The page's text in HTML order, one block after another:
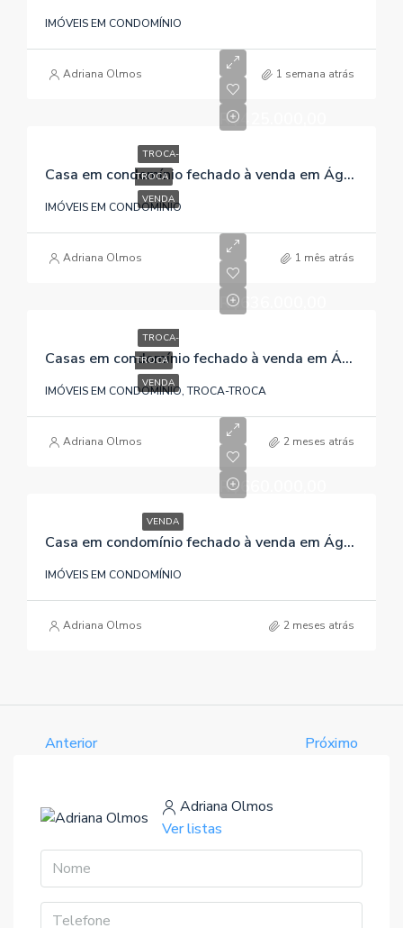
IMÓVEIS EM CONDOMÍNIO
Adriana Olmos 1 semana atrás
TROCA-
TROCA
VENDA
R$425.000,00
Casa em condomínio fechado à venda em Águas Claras / Viamão / RS, referência 307
IMÓVEIS EM CONDOMÍNIO
Adriana Olmos 1 mês atrás
TROCA-
TROCA
VENDA
R$636.000,00
Casas em condomínio fechado à venda em Águas Claras/Viamão/RS , referência 598
IMÓVEIS EM CONDOMÍNIO, TROCA-TROCA
Adriana Olmos 2 meses atrás
VENDA
R$660.000,00
Casa em condomínio fechado à venda em Águas Claras/Viamão/RS , referência 1007
IMÓVEIS EM CONDOMÍNIO
Adriana Olmos 2 meses atrás
Anterior Próximo
Adriana Olmos
Ver listas